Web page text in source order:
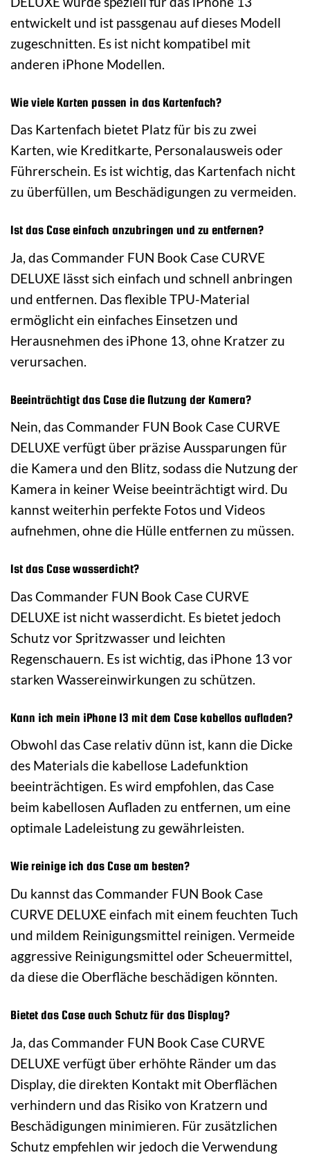
entwickelt und ist passgenau auf dieses Modell
zugeschnitten. Es ist nicht kompatibel mit
anderen iPhone Modellen.
Wie viele Karten passen in das Kartenfach?
Das Kartenfach bietet Platz für bis zu zwei
Karten, wie Kreditkarte, Personalausweis oder
Führerschein. Es ist wichtig, das Kartenfach nicht
zu überfüllen, um Beschädigungen zu vermeiden.
Ist das Case einfach anzubringen und zu entfernen?
Ja, das Commander FUN Book Case CURVE
DELUXE lässt sich einfach und schnell anbringen
und entfernen. Das flexible TPU-Material
ermöglicht ein einfaches Einsetzen und
Herausnehmen des iPhone 13, ohne Kratzer zu
verursachen.
Beeinträchtigt das Case die Nutzung der Kamera?
Nein, das Commander FUN Book Case CURVE
DELUXE verfügt über präzise Aussparungen für
die Kamera und den Blitz, sodass die Nutzung der
Kamera in keiner Weise beeinträchtigt wird. Du
kannst weiterhin perfekte Fotos und Videos
aufnehmen, ohne die Hülle entfernen zu müssen.
Ist das Case wasserdicht?
Das Commander FUN Book Case CURVE
DELUXE ist nicht wasserdicht. Es bietet jedoch
Schutz vor Spritzwasser und leichten
Regenschauern. Es ist wichtig, das iPhone 13 vor
starken Wassereinwirkungen zu schützen.
Kann ich mein iPhone 13 mit dem Case kabellos aufladen?
Obwohl das Case relativ dünn ist, kann die Dicke
des Materials die kabellose Ladefunktion
beeinträchtigen. Es wird empfohlen, das Case
beim kabellosen Aufladen zu entfernen, um eine
optimale Ladeleistung zu gewährleisten.
Wie reinige ich das Case am besten?
Du kannst das Commander FUN Book Case
CURVE DELUXE einfach mit einem feuchten Tuch
und mildem Reinigungsmittel reinigen. Vermeide
aggressive Reinigungsmittel oder Scheuermittel,
da diese die Oberfläche beschädigen könnten.
Bietet das Case auch Schutz für das Display?
Ja, das Commander FUN Book Case CURVE
DELUXE verfügt über erhöhte Ränder um das
Display, die direkten Kontakt mit Oberflächen
verhindern und das Risiko von Kratzern und
Beschädigungen minimieren. Für zusätzlichen
Schutz empfehlen wir jedoch die Verwendung